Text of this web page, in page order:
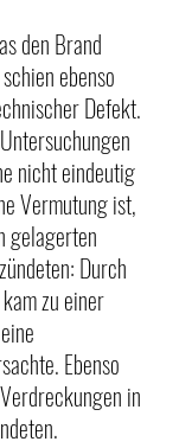
den Brand
ebenso
Defekt.
nicht eindeutig
Vermutung ist,
gelagerten
Durch
zu einer
Ebenso
in